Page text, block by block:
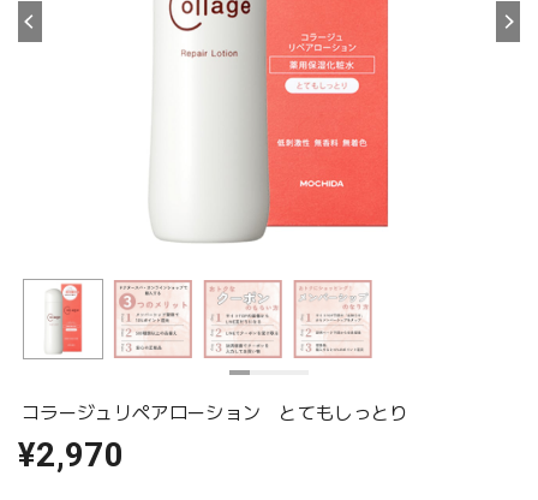
コラージュリペアローション とてもしっとり
¥2,970